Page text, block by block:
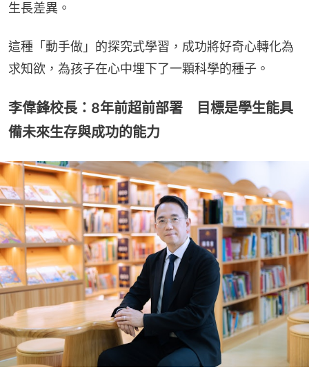
生長差異。
這種「動手做」的探究式學習，成功將好奇心轉化為
求知欲，為孩子在心中埋下了一顆科學的種子。
李偉鋒校長：8年前超前部署 目標是學生能具
備未來生存與成功的能力